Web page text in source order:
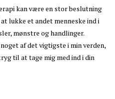
kan være en stor beslutning
lukke et andet menneske ind i
mønstre og handlinger.
af det vigtigste i min verden,
til at tage mig med ind i din